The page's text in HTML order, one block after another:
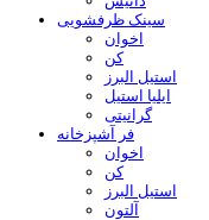
سینک ظرفشویی
اخوان
کن
استیل البرز
ایلیا استیل
گرانیتی
فر آشپزخانه
اخوان
کن
استیل البرز
آلتون